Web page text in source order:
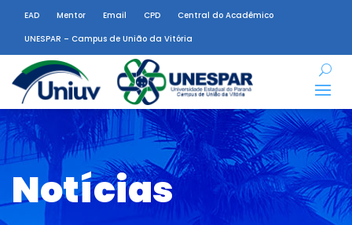
EAD Mentor Email CPD
Central do Acadêmico
UNESPAR – Campus de União da Vitória
Notícias